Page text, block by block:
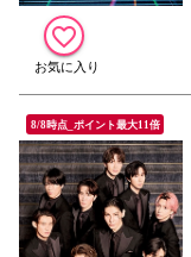
8/8時点_ポイント最大11倍